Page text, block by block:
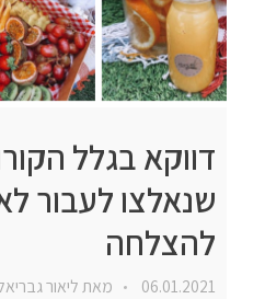
דווקא בגלל
שנאלצו לעבור
להצלחה
06.01.2021 מאתליאור